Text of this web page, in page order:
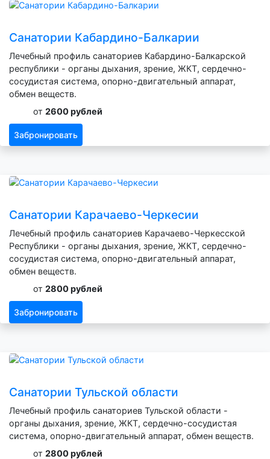
Санатории Кабардино-Балкарии
Лечебный профиль санаториев Кабардино-Балкарской
республики - органы дыхания, зрение, ЖКТ, сердечно-
сосудистая система, опорно-двигательный аппарат,
обмен веществ.
от 2600 рублей
Забронировать
Санатории Карачаево-Черкесии
Лечебный профиль санаториев Карачаево-Черкесской
Республики - органы дыхания, зрение, ЖКТ, сердечно-
сосудистая система, опорно-двигательный аппарат,
обмен веществ.
от 2800 рублей
Забронировать
Санатории Тульской области
Лечебный профиль санаториев Тульской области -
органы дыхания, зрение, ЖКТ, сердечно-сосудистая
система, опорно-двигательный аппарат, обмен веществ.
от 2800 рублей